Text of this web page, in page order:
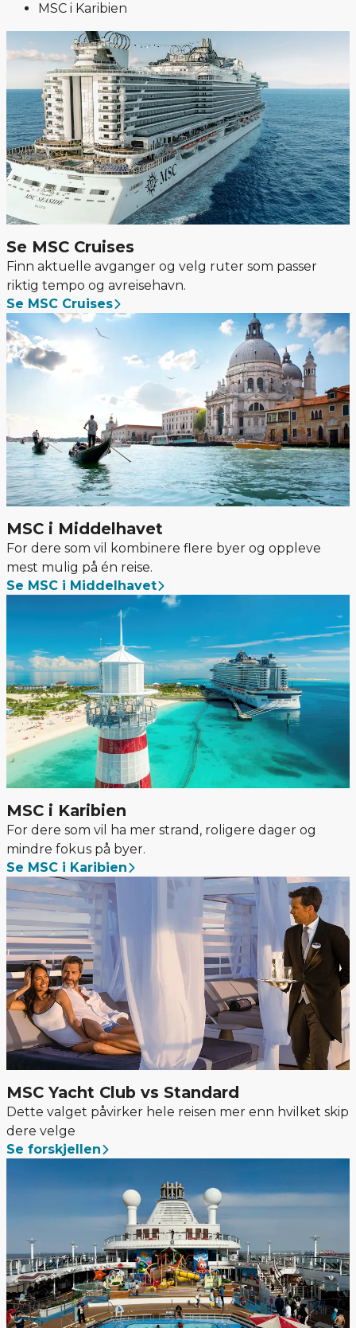
MSC i Karibien
Se MSC Cruises
Finn aktuelle avganger og velg ruter som passer
riktig tempo og avreisehavn.
Se MSC Cruises
MSC i Middelhavet
For dere som vil kombinere flere byer og oppleve
mest mulig på én reise.
Se MSC i Middelhavet
MSC i Karibien
For dere som vil ha mer strand, roligere dager og
mindre fokus på byer.
Se MSC i Karibien
MSC Yacht Club vs Standard
Dette valget påvirker hele reisen mer enn hvilket skip
dere velge
Se forskjellen